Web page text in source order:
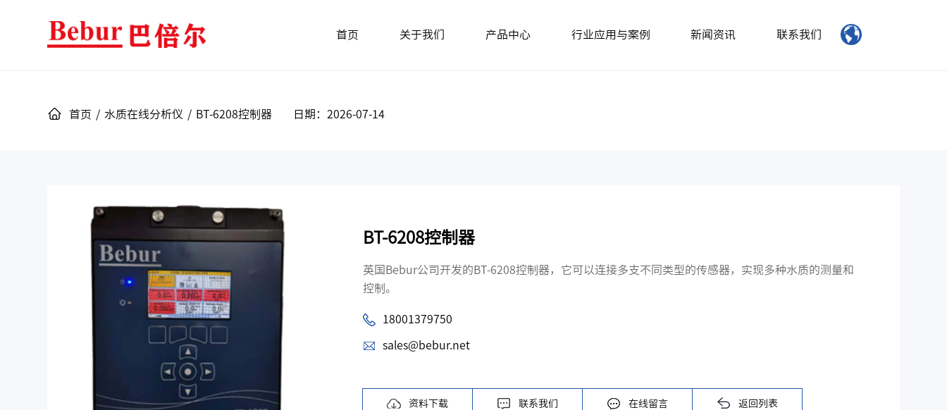
首页 关于我们 产品中心 行业应用与案例 新闻资讯 联系我们
首页 / 水质在线分析仪 / BT-6208控制器 日期：2026-07-14
BT-6208控制器
英国Bebur公司开发的BT-6208控制器，它可以连接多支不同类型的传感器，实现多种水质的测量和
控制。
18001379750
sales@bebur.net
资料下载 联系我们 在线留言 返回列表